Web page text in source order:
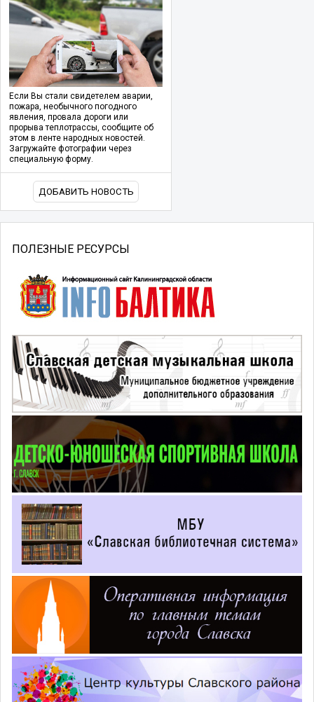
Если Вы стали свидетелем аварии,
пожара, необычного погодного
явления, провала дороги или
прорыва теплотрассы, сообщите об
этом в ленте народных новостей.
Загружайте фотографии через
специальную форму.
ДОБАВИТЬ НОВОСТЬ
ПОЛЕЗНЫЕ РЕСУРСЫ